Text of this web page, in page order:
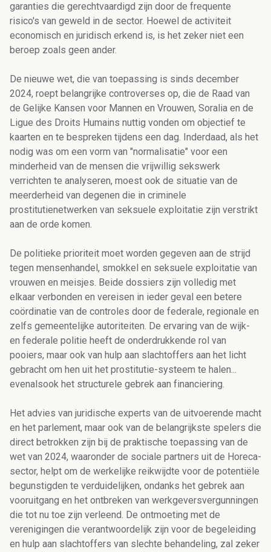
garanties die gerechtvaardigd zijn door de frequente
risico's van geweld in de sector. Hoewel de activiteit
economisch en juridisch erkend is, is het zeker niet een
beroep zoals geen ander.
De nieuwe wet, die van toepassing is sinds december
2024, roept belangrijke controverses op, die de Raad van
de Gelijke Kansen voor Mannen en Vrouwen, Soralia en de
Ligue des Droits Humains nuttig vonden om objectief te
kaarten en te bespreken tijdens een dag. Inderdaad, als het
nodig was om een vorm van "normalisatie" voor een
minderheid van de mensen die vrijwillig sekswerk
verrichten te analyseren, moest ook de situatie van de
meerderheid van degenen die in criminele
prostitutienetwerken van seksuele exploitatie zijn verstrikt
aan de orde komen.
De politieke prioriteit moet worden gegeven aan de strijd
tegen mensenhandel, smokkel en seksuele exploitatie van
vrouwen en meisjes. Beide dossiers zijn volledig met
elkaar verbonden en vereisen in ieder geval een betere
coördinatie van de controles door de federale, regionale en
zelfs gemeentelijke autoriteiten. De ervaring van de wijk-
en federale politie heeft de onderdrukkende rol van
pooiers, maar ook van hulp aan slachtoffers aan het licht
gebracht om hen uit het prostitutie-systeem te halen...
evenalsook het structurele gebrek aan financiering.
Het advies van juridische experts van de uitvoerende macht
en het parlement, maar ook van de belangrijkste spelers die
direct betrokken zijn bij de praktische toepassing van de
wet van 2024, waaronder de sociale partners uit de Horeca-
sector, helpt om de werkelijke reikwijdte voor de potentiële
begunstigden te verduidelijken, ondanks het gebrek aan
vooruitgang en het ontbreken van werkgeversvergunningen
die tot nu toe zijn verleend. De ontmoeting met de
verenigingen die verantwoordelijk zijn voor de begeleiding
en hulp aan slachtoffers van slechte behandeling, zal zeker